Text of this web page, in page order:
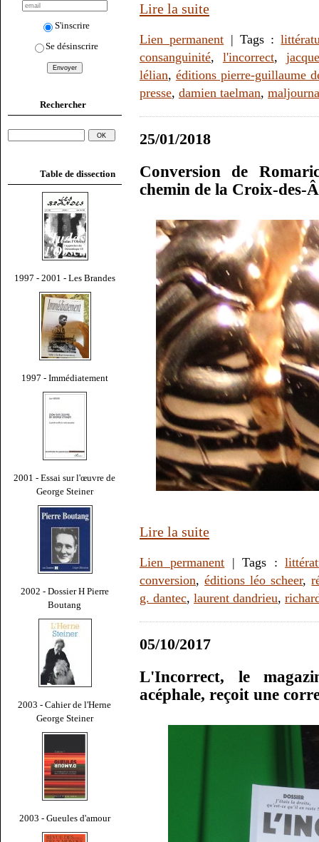
S'inscrire
Se désinscrire
Rechercher
Table de dissection
1997 - 2001 - Les Brandes
1997 - Immédiatement
2001 - Essai sur l'œuvre de
George Steiner
2002 - Dossier H Pierre
Boutang
2003 - Cahier de l'Herne
George Steiner
2003 - Gueules d'amour
Lire la suite
Lien permanent | Tags :
consanguinité, l'incorrect,
lélian, éditions pierre-guillaume
presse, damien taelman,
25/01/2018
Conversion de
chemin de la Croix-des-
Lire la suite
Lien permanent | Tags :
conversion,éditions léo scheer,
g. dantec, laurent dandrieu,
05/10/2017
L'Incorrect, le
acéphale, reçoit une